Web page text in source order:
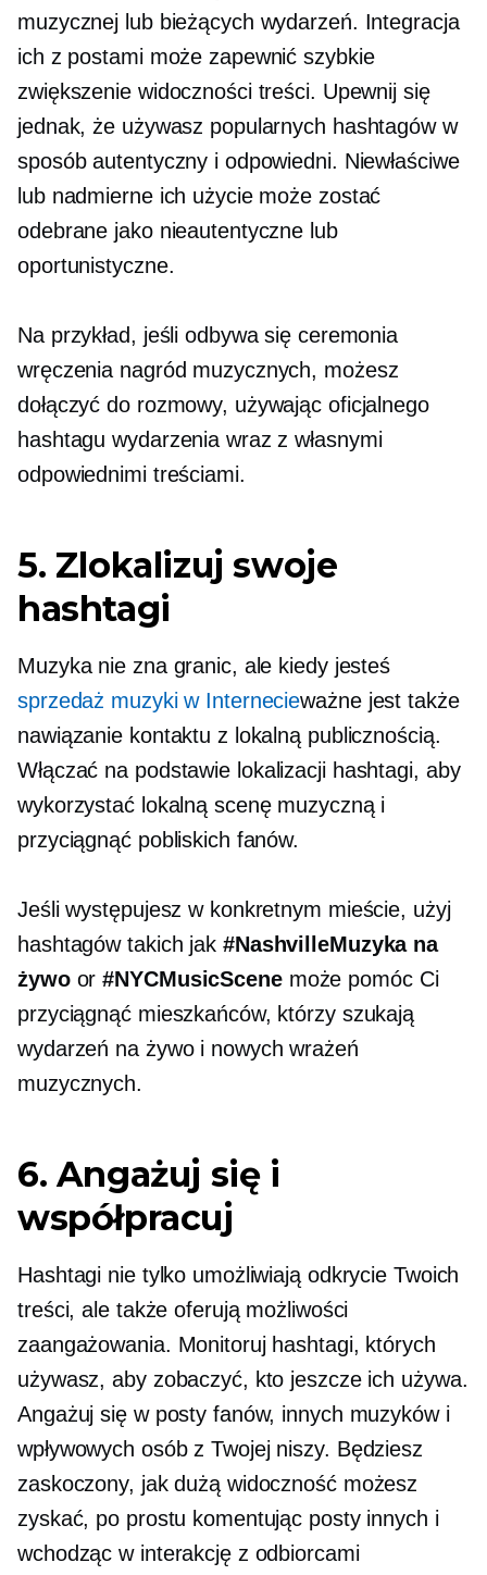
muzycznej lub bieżących wydarzeń. Integracja
ich z postami może zapewnić szybkie
zwiększenie widoczności treści. Upewnij się
jednak, że używasz popularnych hashtagów w
sposób autentyczny i odpowiedni. Niewłaściwe
lub nadmierne ich użycie może zostać
odebrane jako nieautentyczne lub
oportunistyczne.
Na przykład, jeśli odbywa się ceremonia
wręczenia nagród muzycznych, możesz
dołączyć do rozmowy, używając oficjalnego
hashtagu wydarzenia wraz z własnymi
odpowiednimi treściami.
5. Zlokalizuj swoje
hashtagi
Muzyka nie zna granic, ale kiedy jesteś
sprzedaż muzyki w Internecieważne jest także
nawiązanie kontaktu z lokalną publicznością.
Włączać na podstawie lokalizacjihashtagi, aby
wykorzystać lokalną scenę muzyczną i
przyciągnąć pobliskich fanów.
Jeśli występujesz w konkretnym mieście, użyj
hashtagów takich jak #NashvilleMuzyka na
żywoor#NYCMusicScenemoże pomóc Ci
przyciągnąć mieszkańców, którzy szukają
wydarzeń na żywo i nowych wrażeń
muzycznych.
6. Angażuj się i
współpracuj
Hashtagi nie tylko umożliwiają odkrycie Twoich
treści, ale także oferują możliwości
zaangażowania. Monitoruj hashtagi, których
używasz, aby zobaczyć, kto jeszcze ich używa.
Angażuj się w posty fanów, innych muzyków i
wpływowych osób z Twojej niszy. Będziesz
zaskoczony, jak dużą widoczność możesz
zyskać, po prostu komentując posty innych i
wchodząc w interakcję z odbiorcami